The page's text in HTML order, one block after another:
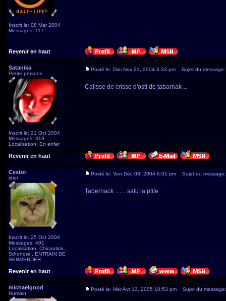
Inscrit le: 08 Mar 2004
Messages: 117
Revenir en haut
Satanika
Petite persone
Inscrit le: 21 Oct 2004
Messages: 319
Localisation: En enfer
Posté le: Dim Nov 21, 2004 4:33 pm Sujet du message:
Calisse de crisse d'osti de tabarnak ...
Revenir en haut
Cestor
idiot
Inscrit le: 25 Oct 2004
Messages: 491
Localisation: Chicoutimi ,
Sthonoré , ENTRAIN DE
SENMERDER
Posté le: Ven Déc 03, 2004 6:01 pm Sujet du message:
Tabernack ....... salu la ptite
Revenir en haut
michaelgood
Humain
Posté le: Mer Avr 13, 2005 10:53 pm Sujet du message: